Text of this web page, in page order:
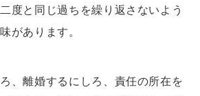
度と同じ過ちを繰り返さないよう
があります。
、離婚するにしろ、責任の所在を